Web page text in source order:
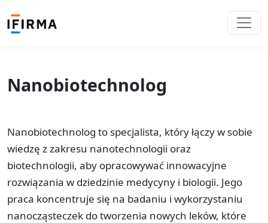
Nanobiotechnolog
Nanobiotechnolog to specjalista, który łączy w sobie
wiedzę z zakresu nanotechnologii oraz
biotechnologii, aby opracowywać innowacyjne
rozwiązania w dziedzinie medycyny i biologii. Jego
praca koncentruje się na badaniu i wykorzystaniu
nanocząsteczek do tworzenia nowych leków, które